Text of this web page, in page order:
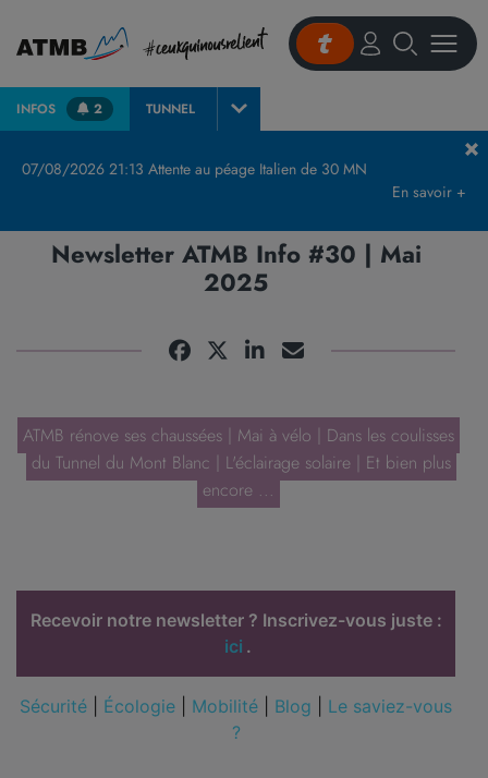
INFOS 2 TUNNEL
07/08/2026 21:13 Attente au péage Italien de 30 MN
En savoir +
Newsletter ATMB Info #30 | Mai
2025
ATMB rénove ses chaussées | Mai à vélo | Dans les coulisses
du Tunnel du Mont Blanc | L'éclairage solaire | Et bien plus
encore ...
Recevoir notre newsletter ? Inscrivez-vous juste :
ici .
Sécurité Écologie Mobilité Blog
Le saviez-vous
?